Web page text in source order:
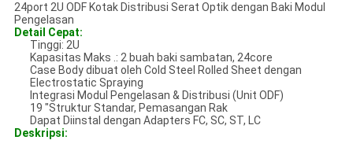
24port 2U ODF Kotak Distribusi Serat Optik dengan Baki Modul
Pengelasan
Detail Cepat:
Tinggi: 2U
Kapasitas Maks .: 2 buah baki sambatan, 24core
Case Body dibuat oleh Cold Steel Rolled Sheet dengan
Electrostatic Spraying
Integrasi Modul Pengelasan & Distribusi (Unit ODF)
19 "Struktur Standar, Pemasangan Rak
Dapat Diinstal dengan Adapters FC, SC, ST, LC
Deskripsi: